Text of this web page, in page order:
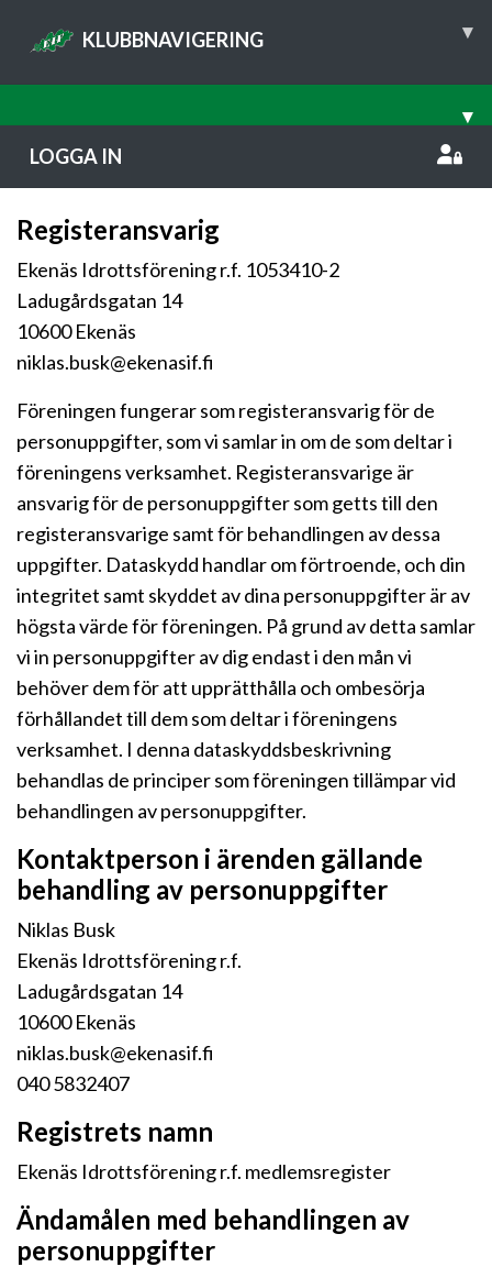
KLUBBNAVIGERING ▾
▾
LOGGA IN
Registeransvarig
Ekenäs Idrottsförening r.f. 1053410-2
Ladugårdsgatan 14
10600 Ekenäs
niklas.busk@ekenasif.fi
Föreningen fungerar som registeransvarig för de
personuppgifter, som vi samlar in om de som deltar i
föreningens verksamhet. Registeransvarige är
ansvarig för de personuppgifter som getts till den
registeransvarige samt för behandlingen av dessa
uppgifter. Dataskydd handlar om förtroende, och din
integritet samt skyddet av dina personuppgifter är av
högsta värde för föreningen. På grund av detta samlar
vi in personuppgifter av dig endast i den mån vi
behöver dem för att upprätthålla och ombesörja
förhållandet till dem som deltar i föreningens
verksamhet. I denna dataskyddsbeskrivning
behandlas de principer som föreningen tillämpar vid
behandlingen av personuppgifter.
Kontaktperson i ärenden gällande
behandling av personuppgifter
Niklas Busk
Ekenäs Idrottsförening r.f.
Ladugårdsgatan 14
10600 Ekenäs
niklas.busk@ekenasif.fi
040 5832407
Registrets namn
Ekenäs Idrottsförening r.f. medlemsregister
Ändamålen med behandlingen av
personuppgifter